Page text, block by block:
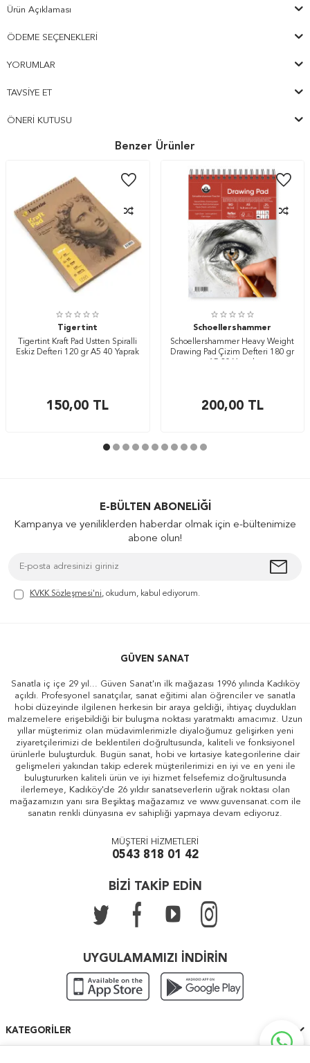
Ürün Açıklaması
ÖDEME SEÇENEKLERI
YORUMLAR
TAVSIYE ET
ÖNERI KUTUSU
Benzer Ürünler
Tigertint
Tigertint Kraft Pad Üstten Spiralli
Eskiz Defteri 120 gr A5 40 Yaprak
150,00 TL
Schoellershammer
Schoellershammer Heavy Weight
Drawing Pad Çizim Defteri 180 gr
200,00TL
E-BÜLTEN ABONELIĞI
Kampanya ve yeniliklerden haberdar olmak için e-bültenimize
abone olun!
KVKK Sözleşmesi'ni, okudum, kabul ediyorum.
GÜVEN SANAT
Sanatla iç içe 29 yıl... Güven Sanat'ın ilk mağazası 1996 yılında Kadıköy
açıldı. Profesyonel sanatçılar, sanat eğitimi alan öğrenciler ve sanatla
hobi düzeyinde ilgilenen herkesin bir araya geldiği, ihtiyaç duydukları
malzemelere erişebildiği bir buluşma noktası yaratmaktı amacımız. Uzun
yıllar müşterimiz olan müdavimlerimizle diyaloğumuz gelişirken yeni
ziyaretçilerimizi de beklentileri doğrultusunda, kaliteli ve fonksiyonel
ürünlerle buluşturduk. Bugün sanat, hobi ve kırtasiye kategorilerine dair
gelişmeleri yakından takip ederek müşterilerimizi en iyi ve en yeni ile
buluştururken kaliteli ürün ve iyi hizmet felsefemiz doğrultusunda
ilerlemeye, Kadıköy'de 26 yıldır sanatseverlerin uğrak noktası olan
mağazamızın yanı sıra Beşiktaş mağazamız ve www.guvensanat.com ile
sanatın renkli dünyasına ev sahipliği yapmaya devam ediyoruz.
MÜŞTERİ HİZMETLERİ
0543 818 01 42
BİZİ TAKİP EDİN
UYGULAMAMIZI İNDİRİN
KATEGORILER